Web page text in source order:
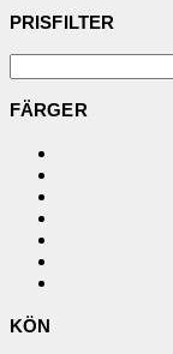
PRISFILTER
FÄRGER
KÖN